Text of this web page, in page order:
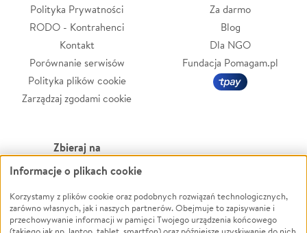
Polityka Prywatności
RODO - Kontrahenci
Kontakt
Porównanie serwisów
Polityka plików cookie
Zarządzaj zgodami cookie
Za darmo
Blog
Dla NGO
Fundacja Pomagam.pl
Zbieraj na
Leczenie
Zwierzęta
Pożar
Powódź
Wichura
Informacje o plikach cookie
Korzystamy z plików cookie oraz podobnych rozwiązań technologicznych,
zarówno własnych, jak i naszych partnerów. Obejmuje to zapisywanie i
przechowywanie informacji w pamięci Twojego urządzenia końcowego